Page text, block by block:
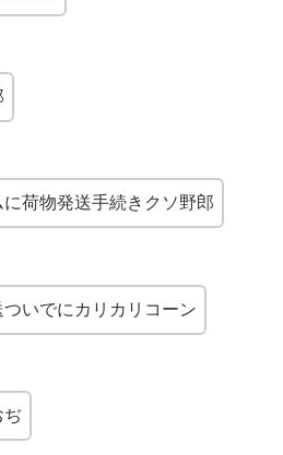
荷物発送手続きクソ野郎
ついでにカリカリコーン
ぢ